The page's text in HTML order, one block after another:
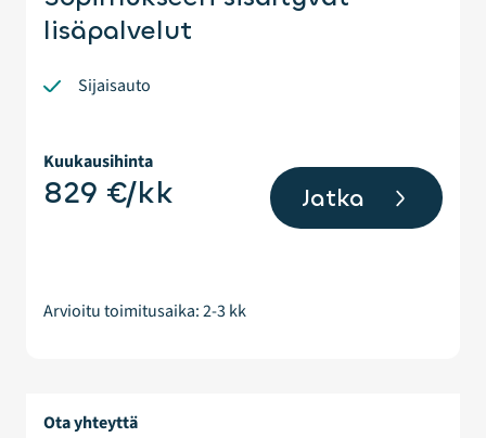
lisäpalvelut
Sijaisauto
Kuukausihinta
829 €/kk Jatka
Arvioitu toimitusaika: 2-3 kk
Ota yhteyttä